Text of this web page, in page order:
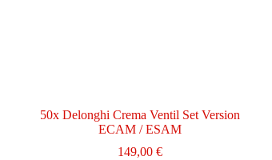
50x Delonghi Crema Ventil Set Version
ECAM / ESAM
149,00 €